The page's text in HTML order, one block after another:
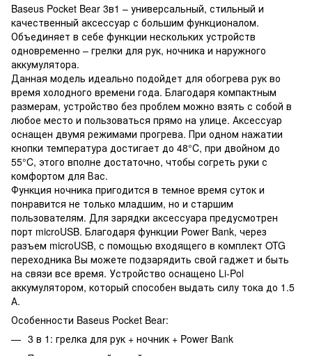
Baseus Pocket Bear 3в1 – универсальный, стильный и
качественный аксессуар с большим функционалом.
Объединяет в себе функции нескольких устройств
одновременно – грелки для рук, ночника и наружного
аккумулятора.
Данная модель идеально подойдет для обогрева рук во
время холодного времени года. Благодаря компактным
размерам, устройство без проблем можно взять с собой в
любое место и пользоваться прямо на улице. Аксессуар
оснащен двумя режимами прогрева. При одном нажатии
кнопки температура достигает до 48°C, при двойном до
55°C, этого вполне достаточно, чтобы согреть руки с
комфортом для Вас.
Функция ночника пригодится в темное время суток и
понравится не только младшим, но и старшим
пользователям. Для зарядки аксессуара предусмотрен
порт microUSB. Благодаря функции Power Bank, через
разъем microUSB, с помощью входящего в комплект OTG
переходника Вы можете подзарядить свой гаджет и быть
на связи все время. Устройство оснащено Li-Pol
аккумулятором, который способен выдать силу тока до 1.5
А.
Особенности Baseus Pocket Bear:
3 в 1: грелка для рук + ночник + Power Bank